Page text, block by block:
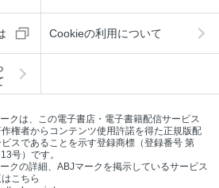
Cookieの利用について
クは、この電子書店・電子書籍配信サービス
権者からコンテンツ使用許諾を得た正規版配
スであることを示す登録商標（登録番号 第
号）です。
クの詳細、ABJマークを掲示しているサービス
こちら